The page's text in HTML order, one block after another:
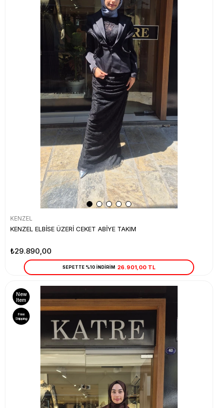
KENZEL
KENZEL ELBİSE ÜZERİ CEKET ABİYE TAKIM
₺29.890,00
SEPETTE %10 İNDİRİM 26.901,00 TL
New
Item
Free
Shipping